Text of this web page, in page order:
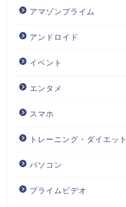
アマゾンプライム
アンドロイド
イベント
エンタメ
スマホ
トレーニング・ダイエット
パソコン
プライムビデオ